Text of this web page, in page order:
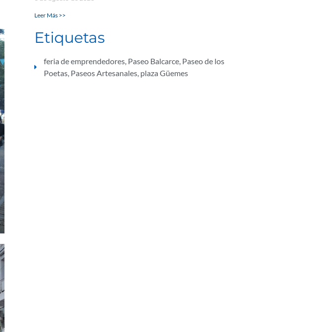
Leer Más >>
Etiquetas
feria de emprendedores, Paseo Balcarce, Paseo de los
Poetas, Paseos Artesanales, plaza Güemes